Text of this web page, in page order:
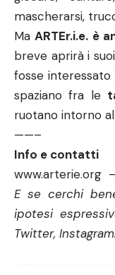
mascherarsi,
MaARTEr.i.e. è
breve aprirà i
fosse interessato
spaziano fra le
ruotano intorno
——–
Info e contatti
www.arterie.org –
E se cerchi
ipotesi
Twitter,